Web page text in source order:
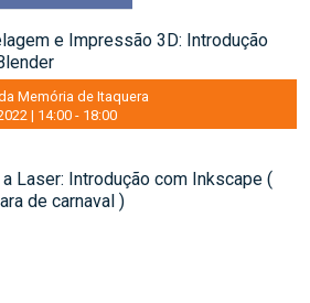
e Impressão 3D: Introdução
Memória de Itaquera
| 14:00- 18:00
Laser: Introdução com Inkscape (
de carnaval )